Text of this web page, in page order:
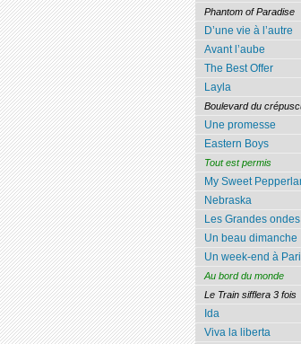
Phantom of Paradise
D’une vie à l’autre
Avant l’aube
The Best Offer
Layla
Boulevard du
Une promesse
Eastern Boys
Tout est permis
My Sweet
Nebraska
Les Grandes ondes
Un beau dimanche
Un week-end à
Au bord du monde
Le Train sifflera 3 fois
Ida
Viva la liberta